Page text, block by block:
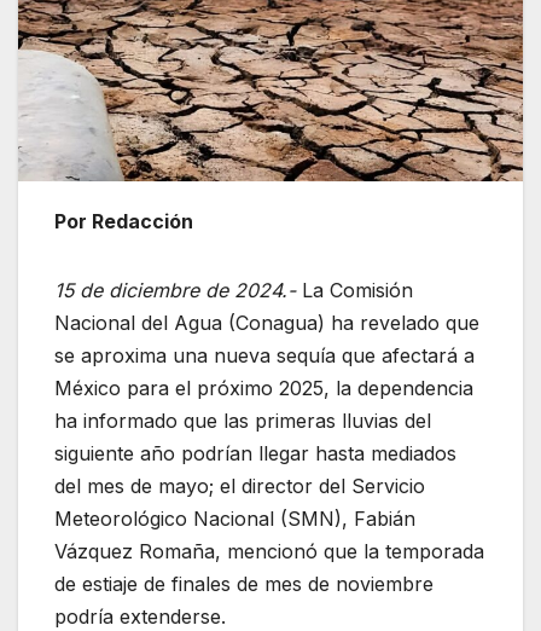
Por Redacción
15 de diciembre de 2024.-La Comisión
Nacional del Agua (Conagua) ha revelado que
se aproxima una nueva sequía que afectará a
México para el próximo 2025, la dependencia
ha informado que las primeras lluvias del
siguiente año podrían llegar hasta mediados
del mes de mayo; el director del Servicio
Meteorológico Nacional (SMN), Fabián
Vázquez Romaña, mencionó que la temporada
de estiaje de finales de mes de noviembre
podría extenderse.